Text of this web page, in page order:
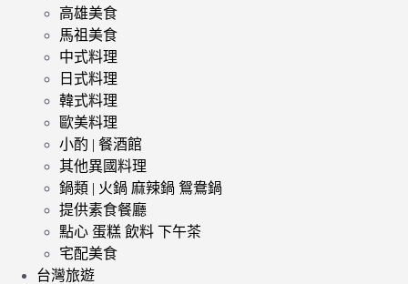
高雄美食
馬祖美食
中式料理
日式料理
韓式料理
歐美料理
小酌 | 餐酒館
其他異國料理
鍋類 | 火鍋 麻辣鍋 鴛鴦鍋
提供素食餐廳
點心 蛋糕 飲料 下午茶
宅配美食
台灣旅遊